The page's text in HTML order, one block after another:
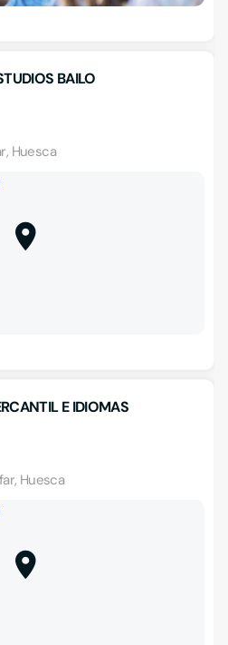
BAILO
Huesca
E IDIOMAS
Huesca